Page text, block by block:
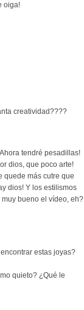
oiga!
creatividad????
tendré pesadillas!
dios, que poco arte!
quede más cutre que
dios! Y los estilismos
bueno el vídeo, eh?
estas joyas?
quieto? ¿Qué le